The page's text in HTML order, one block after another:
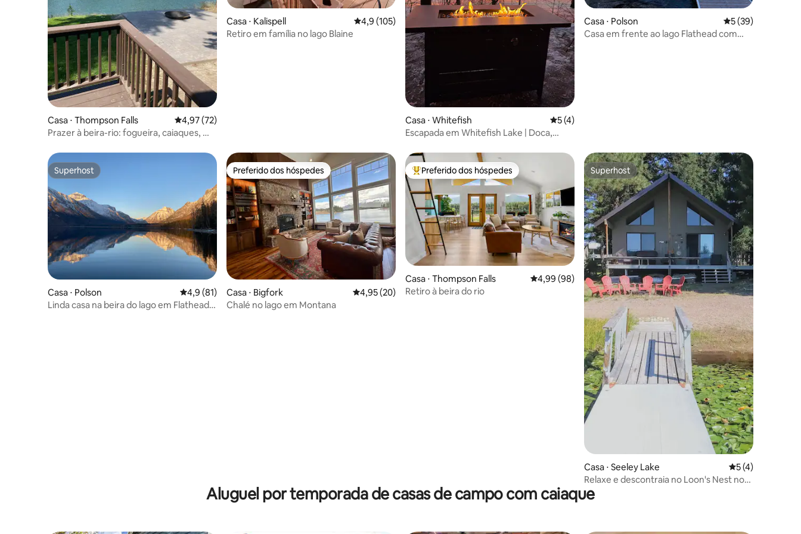
Casa ⋅ Thompson Falls 4,97 de uma avaliação média de 5, 72 avaliações
4,97 (72)
Prazer à beira-rio: fogueira, caiaques, Wi-
Casa ⋅ Kalispell 4,9 de uma avaliação média de 5, 105 avaliações
4,9 (105)
Retiro em família no lago Blaine
Casa ⋅ Whitefish 5 de uma avaliação média de 5, 4 avaliações
5 (4)
Escapada em Whitefish Lake | Doca,
épico
Casa ⋅ Polson 5 de uma
5 (39)
Casa em frente ao lago Flathead com
Superhost
Superhost
Casa ⋅ Polson 4,9 de uma avaliação média de 5, 81 avaliações
4,9 (81)
Linda casa na beira do lago em Flathead
Preferido dos hóspedes
Preferido dos hóspedes
Casa ⋅ Bigfork 4,95 de uma avaliação média de 5, 20 avaliações
4,95 (20)
Chalé no lago em Montana
Entre os melhores preferidos dos hóspedes
Preferido dos hóspedes
Casa ⋅ Thompson Falls 4,99 de uma avaliação média de 5, 98 avaliações
4,99 (98)
Retiro à beira do rio
Superhost
Superhost
Casa ⋅ Seeley Lake 5 de uma
5 (4)
Relaxe e descontraia no Loon's Nest no
Seeley Lake
Aluguel por temporada de casas de campo com caiaque